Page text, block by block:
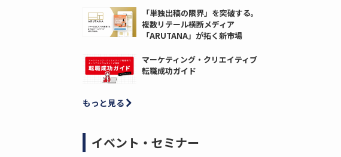
「単独出稿の限界」を突破する。
複数リテール横断メディア
「ARUTANA」が拓く新市場
マーケティング・クリエイティブ
転職成功ガイド
もっと見る
イベント・セミナー